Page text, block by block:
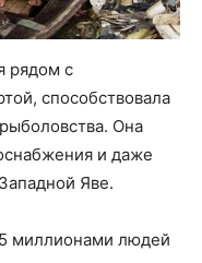
рядом с
способствовала
Она
и даже
Яве.
миллионами людей